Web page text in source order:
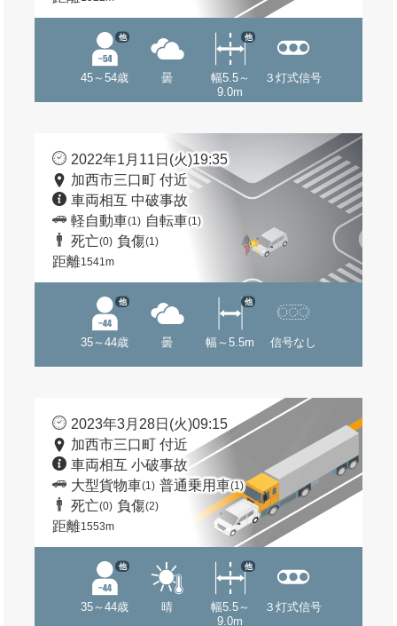
45～54歳
他
曇
幅5.5～
9.0m
他
３灯式信号
2022年1月11日(火)19:35
加西市三口町 付近
車両相互 中破事故
軽自動車(1) 自転車(1)
死亡(0) 負傷(1)
距離1541m
35～44歳
他
曇 幅～5.5m
他
信号なし
2023年3月28日(火)09:15
加西市三口町 付近
車両相互 小破事故
大型貨物車(1) 普通乗用車(1)
死亡(0) 負傷(2)
距離1553m
35～44歳
他
晴
幅5.5～
9.0m
他
３灯式信号